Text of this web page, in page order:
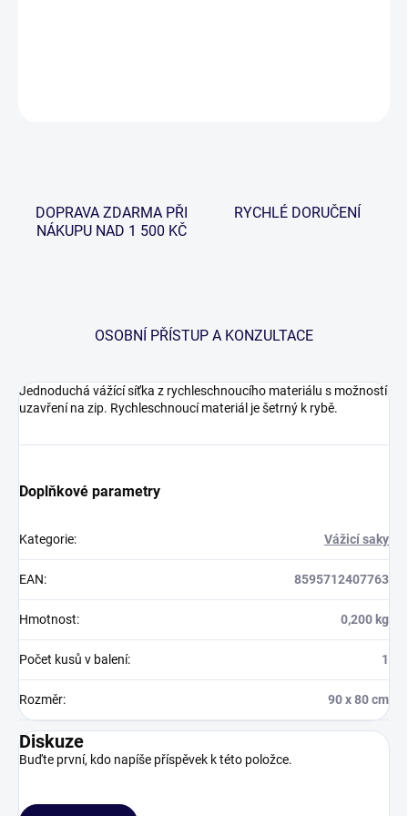
DOPRAVA ZDARMA PŘI
NÁKUPU NAD 1 500 KČ
RYCHLÉ DORUČENÍ
OSOBNÍ PŘÍSTUP A KONZULTACE
Jednoduchá vážící síťka z rychleschnoucího materiálu s možností
uzavření na zip. Rychleschnoucí materiál je šetrný k rybě.
Doplňkové parametry
Kategorie: Vážicí saky
EAN: 8595712407763
Hmotnost: 0,200 kg
Počet kusů v balení: 1
Rozměr: 90 x 80 cm
Diskuze
Buďte první, kdo napíše příspěvek k této položce.